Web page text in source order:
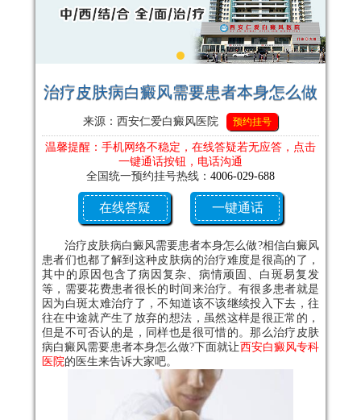
治疗皮肤病白癜风需要患者本身怎么做
来源：西安仁爱白癜风医院 预约挂号
温馨提醒：手机网络不稳定，在线答疑若无应答，点击
一键通话按钮，电话沟通
全国统一预约挂号热线： 4006-029-688
在线答疑 一键通话
治疗皮肤病白癜风需要患者本身怎么做?相信白癜风
患者们也都了解到这种皮肤病的治疗难度是很高的了，
其中的原因包含了病因复杂、病情顽固、白斑易复发
等，需要花费患者很长的时间来治疗。有很多患者就是
因为白斑太难治疗了，不知道该不该继续投入下去，往
往在中途就产生了放弃的想法，虽然这样是很正常的，
但是不可否认的是，同样也是很可惜的。那么治疗皮肤
病白癜风需要患者本身怎么做?下面就让西安白癜风专科
医院的医生来告诉大家吧。